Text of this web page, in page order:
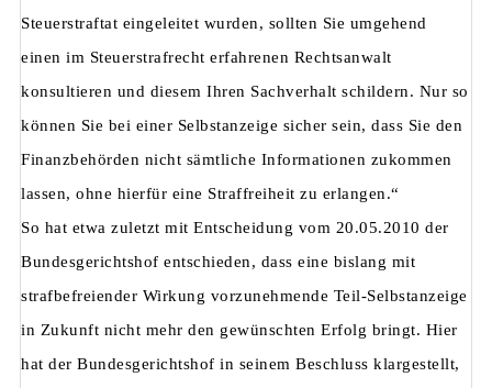
Steuerstraftat eingeleitet wurden, sollten Sie umgehend
einen im Steuerstrafrecht erfahrenen Rechtsanwalt
konsultieren und diesem Ihren Sachverhalt schildern. Nur so
können Sie bei einer Selbstanzeige sicher sein, dass Sie den
Finanzbehörden nicht sämtliche Informationen zukommen
lassen, ohne hierfür eine Straffreiheit zu erlangen.“
So hat etwa zuletzt mit Entscheidung vom 20.05.2010 der
Bundesgerichtshof entschieden, dass eine bislang mit
strafbefreiender Wirkung vorzunehmende Teil-Selbstanzeige
in Zukunft nicht mehr den gewünschten Erfolg bringt. Hier
hat der Bundesgerichtshof in seinem Beschluss klargestellt,